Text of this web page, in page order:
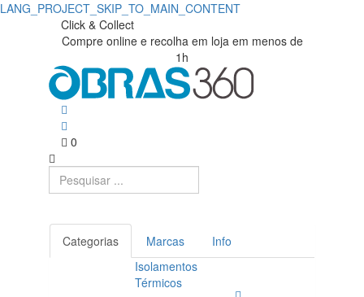
LANG_PROJECT_SKIP_TO_MAIN_CONTENT
Click & Collect
Compre online e recolha em loja em menos de
1h
0
Categorias Marcas
Info
Isolamentos
Térmicos